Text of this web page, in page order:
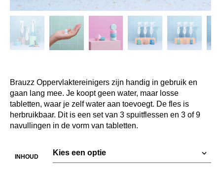
Brauzz Oppervlaktereinigers zijn handig in gebruik en
gaan lang mee. Je koopt geen water, maar losse
tabletten, waar je zelf water aan toevoegt. De fles is
herbruikbaar. Dit is een set van 3 spuitflessen en 3 of 9
navullingen in de vorm van tabletten.
INHOUD